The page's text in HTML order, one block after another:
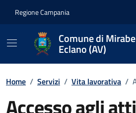
Regione Campania
Comune di
Eclano (AV)
Home / Servizi / Vita lavorativa /